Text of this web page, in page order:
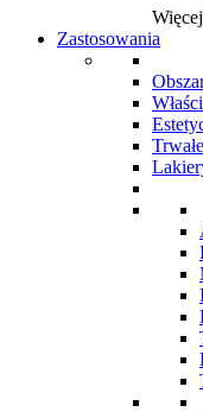
Więcej
Zastosowania